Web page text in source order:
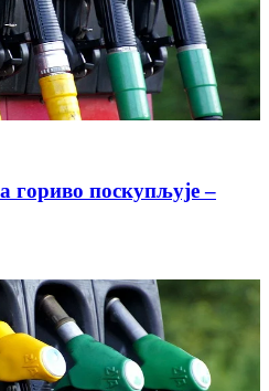
гориво поскупљује –